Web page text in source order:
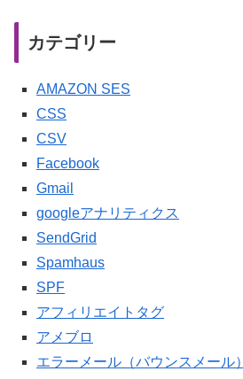
カテゴリー
AMAZON SES
CSS
CSV
Facebook
Gmail
googleアナリティクス
SendGrid
Spamhaus
SPF
アフィリエイトタグ
アメブロ
エラーメール（バウンスメール）